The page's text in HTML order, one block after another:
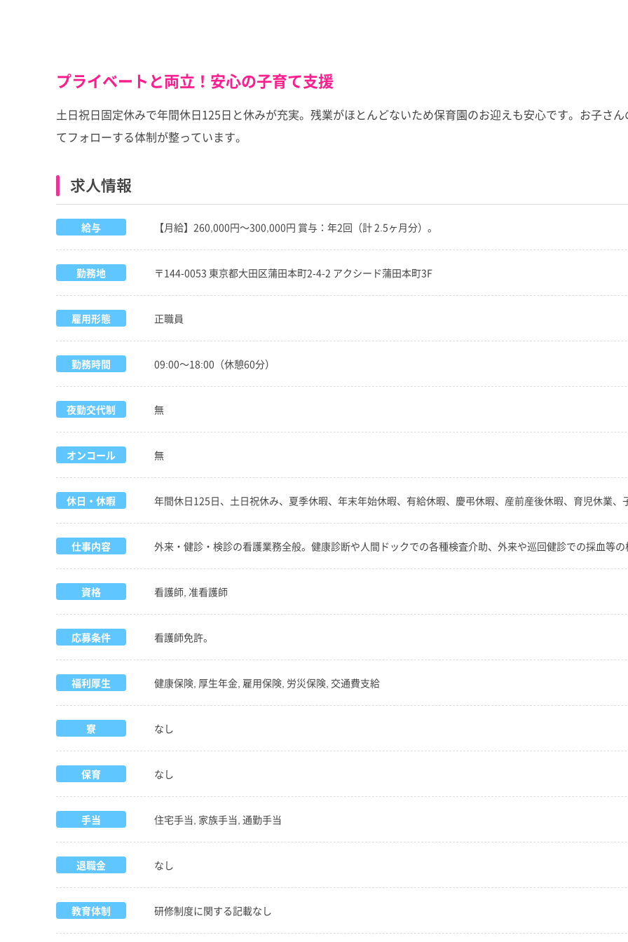
プライベートと両立！安心の子育て支援
土日祝日固定休みで年間休日125日と休みが充実。残業がほとんどないため保育園のお迎えも安心です。お子さ
てフォローする体制が整っています。
求人情報
給与 【月給】260,000円～300,000円 賞与：年2回（計 2.5ヶ月分）。
勤務地 〒144-0053 東京都大田区蒲田本町2-4-2 アクシード蒲田本町3F
雇用形態 正職員
勤務時間 09:00～18:00（休憩60分）
夜勤交代制 無
オンコール 無
休日・休暇 年間休日125日、土日祝休み、夏季休暇、年末年始休暇、有給休暇、慶弔休暇、産前産後休暇、育児休業、
仕事内容 外来・健診・検診の看護業務全般。健康診断や人間ドックでの各種検査介助、外来や巡回健診での採血等
資格 看護師, 准看護師
応募条件 看護師免許。
福利厚生 健康保険, 厚生年金, 雇用保険, 労災保険, 交通費支給
寮 なし
保育 なし
手当 住宅手当, 家族手当, 通勤手当
退職金 なし
教育体制 研修制度に関する記載なし